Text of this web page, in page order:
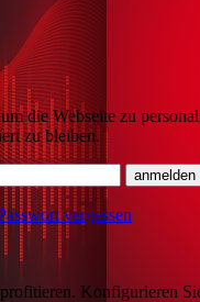
die Webseite zu
zu bleiben.
vergessen
Konfigurieren